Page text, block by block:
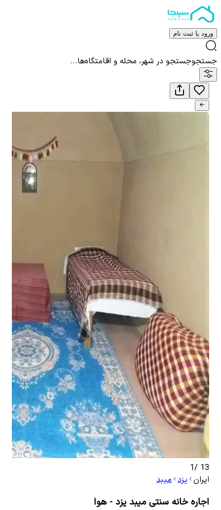
ورود یا ثبت نام
جستجوجستجو در شهر، محله و اقامتگاه‌ها...
13
/
1
ایران یزد میبد
اجاره خانه سنتی میبد یزد - هوا